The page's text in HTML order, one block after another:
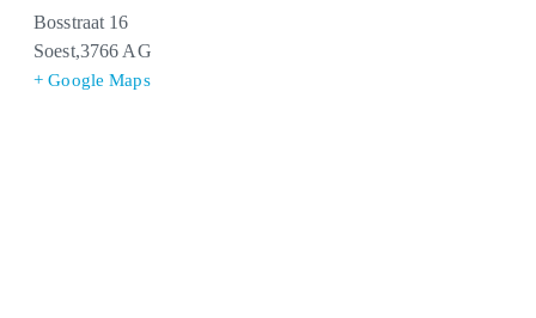
Bosstraat 16
Soest,3766 AG
+ Google Maps